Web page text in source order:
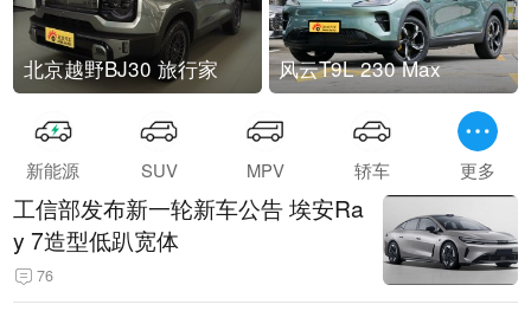
北京越野BJ30 旅行家 风云T9L 230 Max
新能源 SUV MPV 轿车 更多
工信部发布新一轮新车公告 埃安Ra
y 7造型低趴宽体
76